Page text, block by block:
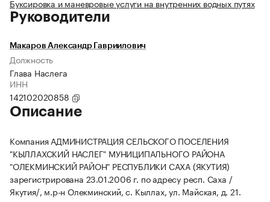
Буксировка и маневровые услуги на внутренних водных путях
Руководители
Макаров Александр Гавриилович
Должность
Глава Наслега
ИНН
142102020858
Описание
Компания АДМИНИСТРАЦИЯ СЕЛЬСКОГО ПОСЕЛЕНИЯ
"КЫЛЛАХСКИЙ НАСЛЕГ" МУНИЦИПАЛЬНОГО РАЙОНА
"ОЛЕКМИНСКИЙ РАЙОН" РЕСПУБЛИКИ САХА (ЯКУТИЯ)
зарегистрирована 23.01.2006 г. по адресу респ. Саха /
Якутия/, м.р-н Олекминский, с. Кыллах, ул. Майская, д. 21.